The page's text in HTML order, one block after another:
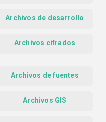
Archivos de desarrollo
Archivos cifrados
Archivos de fuentes
Archivos GIS